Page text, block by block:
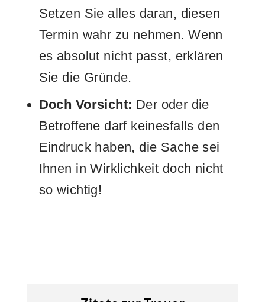
Setzen Sie alles daran, diesen
Termin wahr zu nehmen. Wenn
es absolut nicht passt, erklären
Sie die Gründe.
Doch Vorsicht: Der oder die
Betroffene darf keinesfalls den
Eindruck haben, die Sache sei
Ihnen in Wirklichkeit doch nicht
so wichtig!